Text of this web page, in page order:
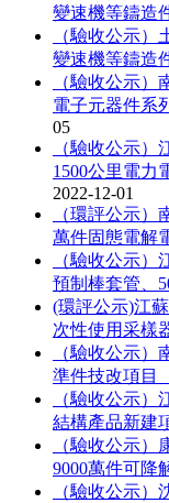
變速機等鑄造
（驗收公示）
變速機等鑄造
（驗收公示
電子元器件系
05
（驗收公示
1500公里電力
2022-12-01
（環評公示
萬件固態電解
（驗收公示
預制棒套管、
(環評公示)江
次性使用采樣
（驗收公示
準件技改項目
（驗收公示
結構產品新建
（驗收公示
9000萬件可降
（驗收公示